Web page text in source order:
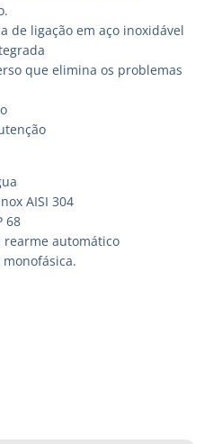
de ligação em aço inoxidável
que elimina os problemas
AISI 304
68
rearme automático